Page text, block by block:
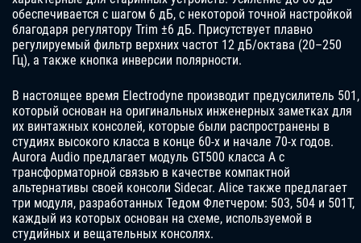
обеспечивается с шагом 6 дБ, с некоторой точной настройкой
благодаря регулятору Trim ±6 дБ. Присутствует плавно
регулируемый фильтр верхних частот 12 дБ/октава (20–250
Гц), а также кнопка инверсии полярности.
В настоящее время Electrodyne производит предусилитель 501,
который основан на оригинальных инженерных заметках для
их винтажных консолей, которые были распространены в
студиях высокого класса в конце 60-х и начале 70-х годов.
Aurora Audio предлагает модуль GT500 класса A с
трансформаторной связью в качестве компактной
альтернативы своей консоли Sidecar. Alice также предлагает
три модуля, разработанных Тедом Флетчером: 503, 504 и 501T,
каждый из которых основан на схеме, используемой в
студийных и вещательных консолях.